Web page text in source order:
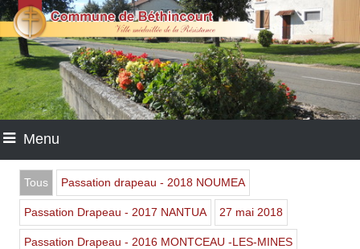
Menu
Tous Passation drapeau - 2018 NOUMEA
Passation Drapeau - 2017 NANTUA 27 mai 2018
Passation Drapeau - 2016 MONTCEAU -LES-MINES